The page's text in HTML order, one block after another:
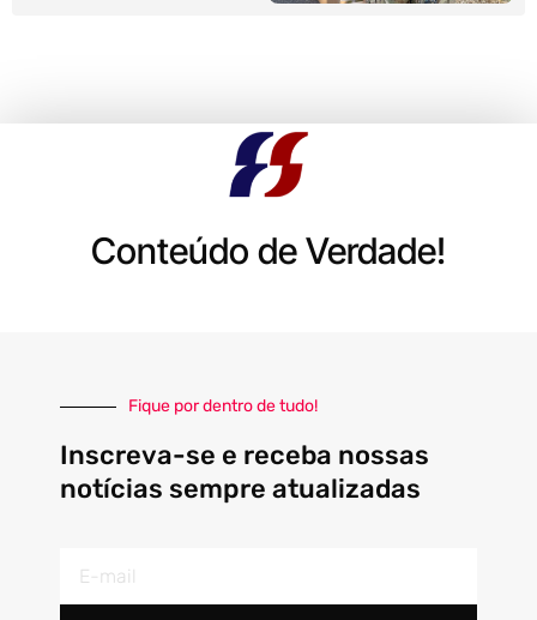
Conteúdo de Verdade!
Fique por dentro de tudo!
Inscreva-se e receba nossas
notícias sempre atualizadas
mail